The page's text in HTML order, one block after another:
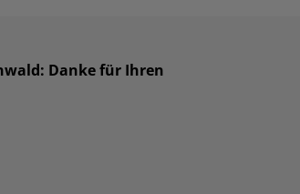
Danke für Ihren